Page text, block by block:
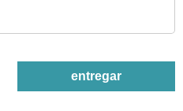
entregar